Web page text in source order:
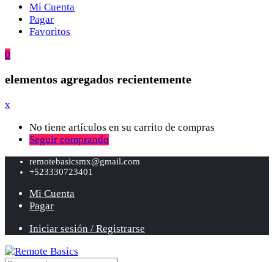
Mi Cuenta
Pagar
Favoritos
0
elementos agregados recientemente
x
No tiene artículos en su carrito de compras
Seguir comprando
remotebasicsmx@gmail.com
+523330723401
Mi Cuenta
Pagar
Iniciar sesión / Registrarse